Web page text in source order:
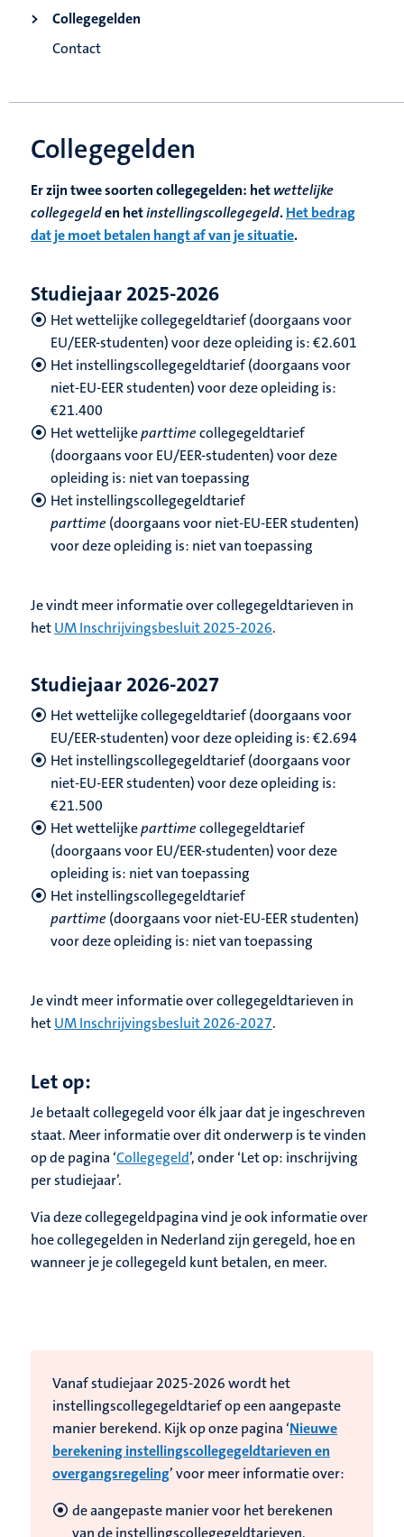
Collegegelden
Contact
Collegegelden
Er zijn twee soorten collegegelden: hetwettelijke
collegegelden hetinstellingscollegegeld.Het bedrag
dat je moet betalen hangt af van je situatie.
Studiejaar 2025-2026
Het wettelijke collegegeldtarief (doorgaans voor
EU/EER-studenten) voor deze opleiding is: €2.601
Het instellingscollegegeldtarief (doorgaans voor
niet-EU-EER studenten) voor deze opleiding is:
€21.400
Het wettelijkeparttimecollegegeldtarief
(doorgaans voor EU/EER-studenten) voor deze
opleiding is: niet van toepassing
Het instellingscollegegeldtarief
parttime(doorgaans voor niet-EU-EER studenten)
voor deze opleiding is: niet van toepassing
Je vindt meer informatie over collegegeldtarieven in
hetUM Inschrijvingsbesluit 2025-2026.
Studiejaar 2026-2027
Het wettelijke collegegeldtarief (doorgaans voor
EU/EER-studenten) voor deze opleiding is: €2.694
Het instellingscollegegeldtarief (doorgaans voor
niet-EU-EER studenten) voor deze opleiding is:
€21.500
Het wettelijkeparttimecollegegeldtarief
(doorgaans voor EU/EER-studenten) voor deze
opleiding is: niet van toepassing
Het instellingscollegegeldtarief
parttime(doorgaans voor niet-EU-EER studenten)
voor deze opleiding is: niet van toepassing
Je vindt meer informatie over collegegeldtarieven in
hetUM Inschrijvingsbesluit 2026-2027.
Let op:
Je betaalt collegegeld voor élk jaar dat je ingeschreven
staat. Meer informatie over dit onderwerp is te vinden
op de pagina ‘Collegegeld’, onder ‘Let op: inschrijving
per studiejaar’.
Via deze collegegeldpagina vind je ook informatie over
hoe collegegelden in Nederland zijn geregeld, hoe en
wanneer je je collegegeld kunt betalen, en meer.
Vanaf studiejaar 2025-2026 wordt het
instellingscollegegeldtarief op een aangepaste
manier berekend. Kijk op onze pagina ‘Nieuwe
berekening instellingscollegegeldtarieven en
overgangsregeling’ voor meer informatie over:
de aangepaste manier voor het berekenen